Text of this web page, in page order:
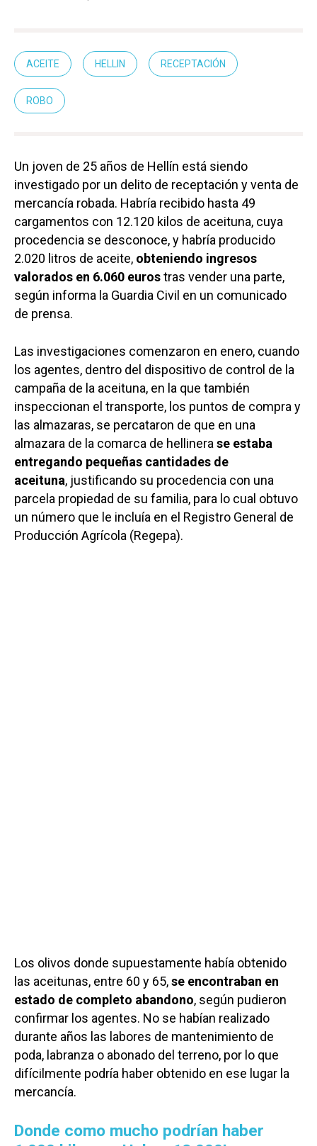
ACEITE HELLIN RECEPTACIÓN
ROBO
Un joven de 25 años de Hellín está siendo
investigado por un delito de receptación y venta de
mercancía robada. Habría recibido hasta 49
cargamentos con 12.120 kilos de aceituna, cuya
procedencia se desconoce, y habría producido
2.020 litros de aceite, obteniendo ingresos
valorados en 6.060 eurostras vender una parte,
según informa la Guardia Civil en un comunicado
de prensa.
Las investigaciones comenzaron en enero, cuando
los agentes, dentro del dispositivo de control de la
campaña de la aceituna, en la que también
inspeccionan el transporte, los puntos de compra y
las almazaras, se percataron de que en una
almazara de la comarca de hellinera se estaba
entregando pequeñas cantidades de
aceituna, justificando su procedencia con una
parcela propiedad de su familia, para lo cual obtuvo
un número que le incluía en el Registro General de
Producción Agrícola (Regepa).
Los olivos donde supuestamente había obtenido
las aceitunas, entre 60 y 65,se encontraban en
estado de completo abandono, según pudieron
confirmar los agentes. No se habían realizado
durante años las labores de mantenimiento de
poda, labranza o abonado del terreno, por lo que
difícilmente podría haber obtenido en ese lugar la
mercancía.
Donde como mucho podrían haber